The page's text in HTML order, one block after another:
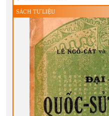
SÁCH TƯ LIỆU